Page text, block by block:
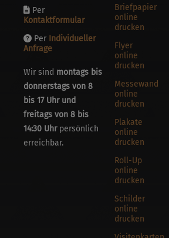
Per
Kontaktformular
Per Individueller
Anfrage
Wir sind montags bis
donnerstags von 8
bis 17 Uhr und
freitags von 8 bis
14:30 Uhrpersönlich
erreichbar.
Briefpapier
online
drucken
Flyer
online
drucken
Messewand
online
drucken
Plakate
online
drucken
Roll-Up
online
drucken
Schilder
online
drucken